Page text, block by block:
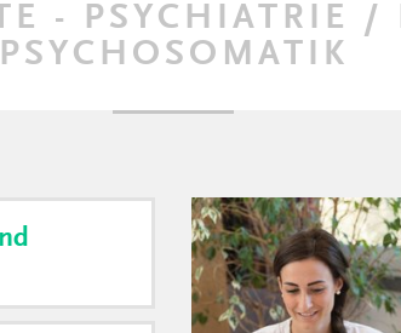
- PSYCHIATRIE /
PSYCHOSOMATIK